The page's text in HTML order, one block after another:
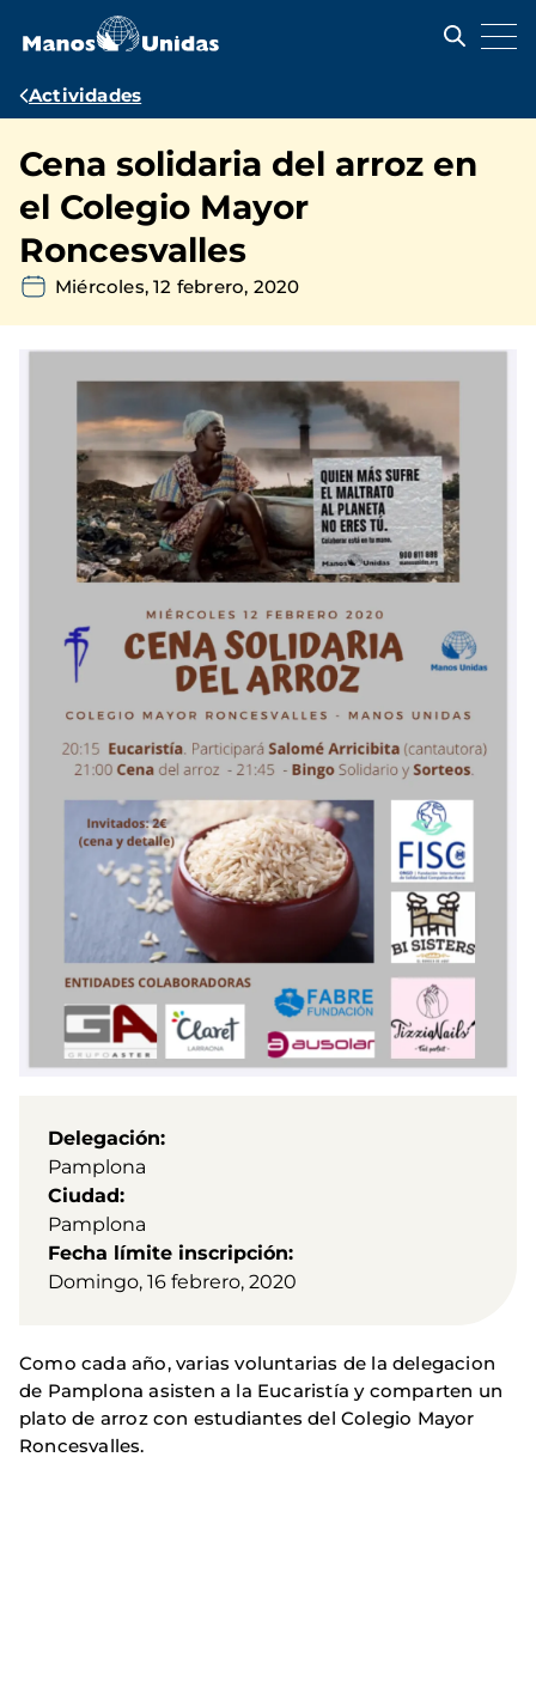
contenido
Ruta
navegación
Actividades
Cena solidaria del arroz en
el Colegio Mayor
Roncesvalles
Miércoles, 12 febrero, 2020
Delegación
Pamplona
Ciudad
Pamplona
Fecha límite inscripción
Domingo, 16 febrero, 2020
Como cada año, varias voluntarias de la delegacion
de Pamplona asisten a la Eucaristía y comparten un
plato de arroz con estudiantes del Colegio Mayor
Roncesvalles.